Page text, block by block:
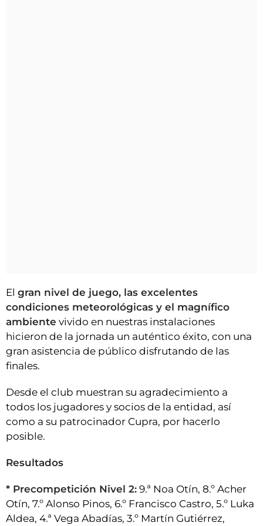
El gran nivel de juego, las excelentes
condiciones meteorológicas y el magnífico
ambiente vivido en nuestras instalaciones
hicieron de la jornada un auténtico éxito, con una
gran asistencia de público disfrutando de las
finales.
Desde el club muestran su agradecimiento a
todos los jugadores y socios de la entidad, así
como a su patrocinador Cupra, por hacerlo
posible.
Resultados
* Precompetición Nivel 2: 9.ª Noa Otín, 8.º Acher
Otín, 7.º Alonso Pinos, 6.º Francisco Castro, 5.º Luka
Aldea, 4.ª Vega Abadías, 3.º Martín Gutiérrez,